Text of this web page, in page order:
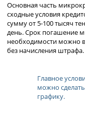
Основная часть
сходные условия
сумму от 5-100 тысяч
день. Срок погашение
необходимости можно
без начисления штрафа.
Главное
можно
графику.